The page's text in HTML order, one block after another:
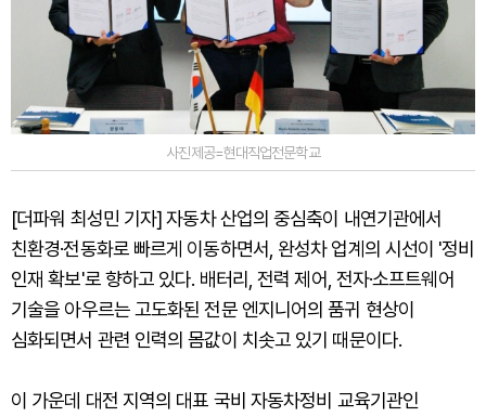
사진제공=현대직업전문학교
[더파워 최성민 기자] 자동차 산업의 중심축이 내연기관에서
친환경·전동화로 빠르게 이동하면서, 완성차 업계의 시선이 '정비
인재 확보'로 향하고 있다. 배터리, 전력 제어, 전자·소프트웨어
기술을 아우르는 고도화된 전문 엔지니어의 품귀 현상이
심화되면서 관련 인력의 몸값이 치솟고 있기 때문이다.
이 가운데 대전 지역의 대표 국비 자동차정비 교육기관인